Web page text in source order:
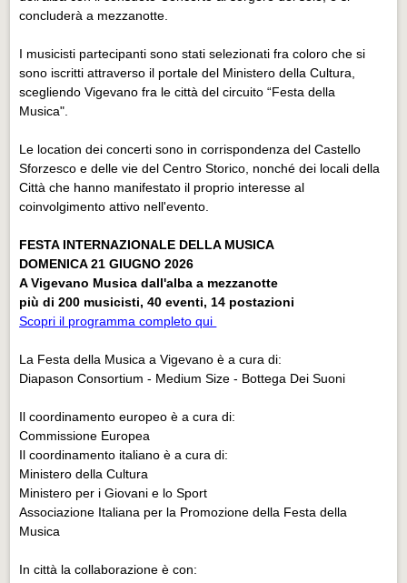
concluderà a mezzanotte.
I musicisti partecipanti sono stati selezionati fra coloro che si
sono iscritti attraverso il portale del Ministero della Cultura,
scegliendo Vigevano fra le città del circuito “Festa della
Musica".
Le location dei concerti sono in corrispondenza del Castello
Sforzesco e delle vie del Centro Storico, nonché dei locali della
Città che hanno manifestato il proprio interesse al
coinvolgimento attivo nell'evento.
FESTA INTERNAZIONALE DELLA MUSICA
DOMENICA 21 GIUGNO 2026
A Vigevano Musica dall'alba a mezzanotte
più di 200 musicisti, 40 eventi, 14 postazioni
Scopri il programma completo qui
La Festa della Musica a Vigevano è a cura di:
Diapason Consortium - Medium Size - Bottega Dei Suoni
Il coordinamento europeo è a cura di:
Commissione Europea
Il coordinamento italiano è a cura di:
Ministero della Cultura
Ministero per i Giovani e lo Sport
Associazione Italiana per la Promozione della Festa della
Musica
In città la collaborazione è con: